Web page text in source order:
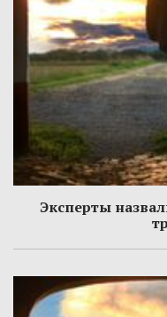
Эксперты